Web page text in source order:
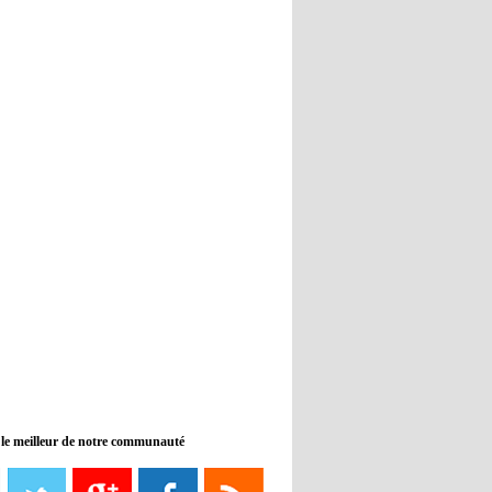
08:21 - 2022/11/08
propriétaire
meilleur de notre communauté